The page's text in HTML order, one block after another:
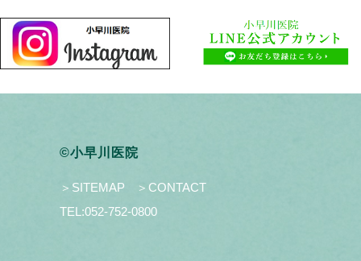
©小早川医院
＞SITEMAP
＞CONTACT
TEL:052-752-0800